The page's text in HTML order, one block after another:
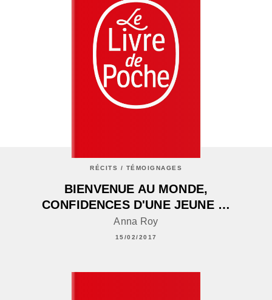
RÉCITS / TÉMOIGNAGES
BIENVENUE AU MONDE,
CONFIDENCES D'UNE JEUNE …
Anna Roy
15/02/2017